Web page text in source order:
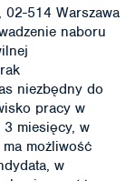
02-514 Warszawa
naboru
niezbędny do
pracy w
3 miesięcy, w
możliwość
w